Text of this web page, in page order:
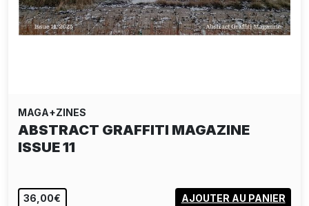
MAGA+ZINES
ABSTRACT GRAFFITI MAGAZINE
ISSUE 11
36,00€ AJOUTER AU PANIER